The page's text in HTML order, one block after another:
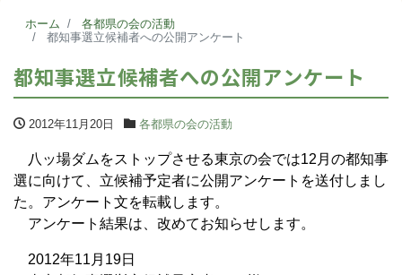
ホーム
各都県の会の活動
都知事選立候補者への公開アンケート
都知事選立候補者への公開アンケート
2012年11月20日 各都県の会の活動
八ッ場ダムをストップさせる東京の会では12月の都知事
選に向けて、立候補予定者に公開アンケートを送付しまし
た。アンケート文を転載します。
アンケート結果は、改めてお知らせします。
2012年11月19日